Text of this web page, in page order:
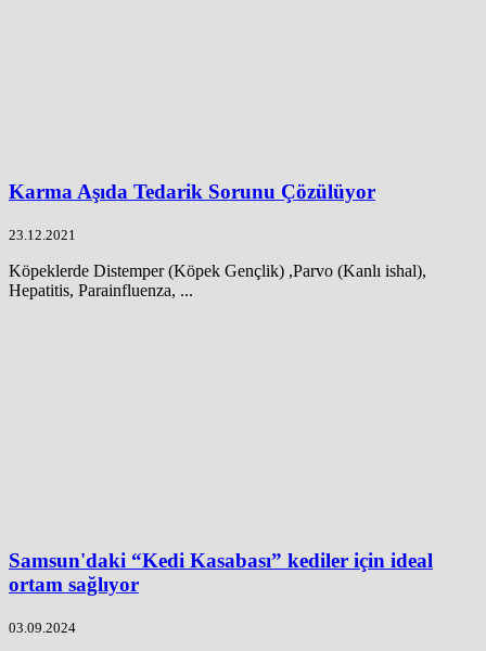
Karma Aşıda Tedarik Sorunu Çözülüyor
23.12.2021
Köpeklerde Distemper (Köpek Gençlik) ,Parvo (Kanlı ishal),
Hepatitis, Parainfluenza, ...
Samsun'daki “Kedi Kasabası” kediler için ideal
ortam sağlıyor
03.09.2024